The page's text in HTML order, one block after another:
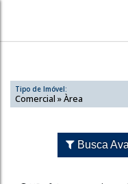
Tipo de Imóvel:
Comercial » Àrea
Busca